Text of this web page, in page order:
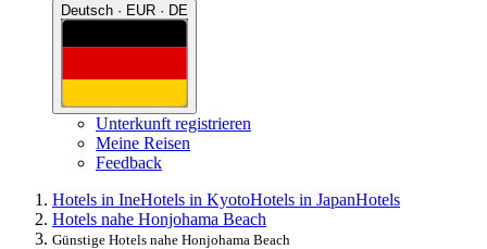
Deutsch · EUR · DE
Unterkunft registrieren
Meine Reisen
Feedback
Hotels in IneHotels in KyotoHotels in JapanHotels
Hotels nahe Honjohama Beach
Günstige Hotels nahe Honjohama Beach